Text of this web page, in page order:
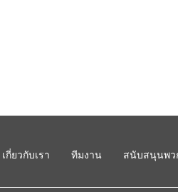
เกี่ยวกับเรา ทีมงาน สนับสนุนพว